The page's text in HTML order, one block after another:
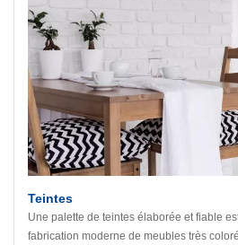
Teintes
Une palette de teintes élaborée et fiable
fabrication moderne de meubles très